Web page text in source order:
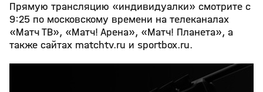
Прямую трансляцию «индивидуалки» смотрите с
9:25 по московскому времени на телеканалах
«Матч ТВ», «Матч! Арена», «Матч! Планета», а
также сайтах matchtv.ru и sportbox.ru.